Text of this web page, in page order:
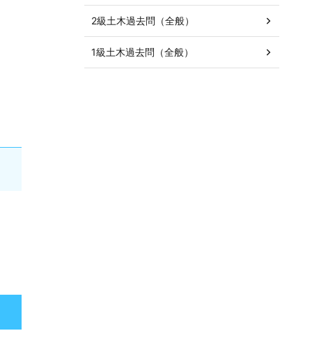
2級土木過去問（全般）
1級土木過去問（全般）